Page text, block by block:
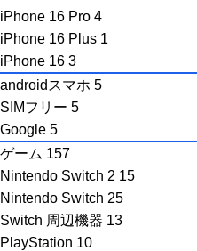
iPhone 16 Pro 4
iPhone 16 Plus 1
iPhone 16 3
androidスマホ 5
SIMフリー 5
Google 5
ゲーム 157
Nintendo Switch 2 15
Nintendo Switch 25
Switch 周辺機器 13
PlayStation 10